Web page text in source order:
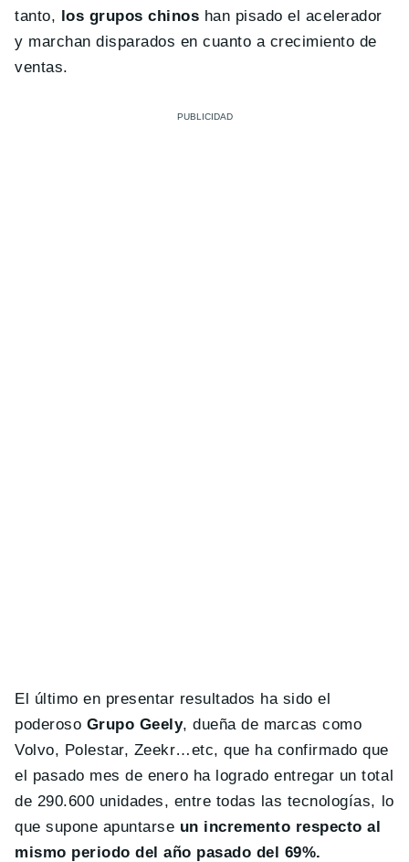
tanto, los grupos chinos han pisado el acelerador
y marchan disparados en cuanto a crecimiento de
ventas.
El último en presentar resultados ha sido el
poderoso Grupo Geely, dueña de marcas como
Volvo, Polestar, Zeekr…etc, que ha confirmado que
el pasado mes de enero ha logrado entregar un total
de 290.600 unidades, entre todas las tecnologías, lo
que supone apuntarse un incremento respecto al
mismo periodo del año pasado del 69%.